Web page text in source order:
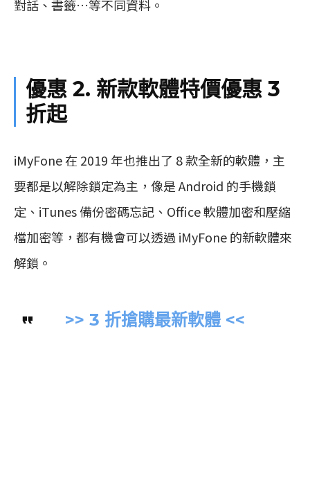
對話、書籤…等不同資料。
優惠 2. 新款軟體特價優惠 3
折起
iMyFone 在 2019 年也推出了 8 款全新的軟體，主
要都是以解除鎖定為主，像是 Android 的手機鎖
定、iTunes 備份密碼忘記、Office 軟體加密和壓縮
檔加密等，都有機會可以透過 iMyFone 的新軟體來
解鎖。
>> 3 折搶購最新軟體 <<